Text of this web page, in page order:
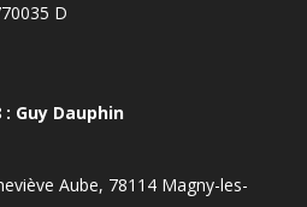
D
Guy Dauphin
Aube, 78114 Magny-les-